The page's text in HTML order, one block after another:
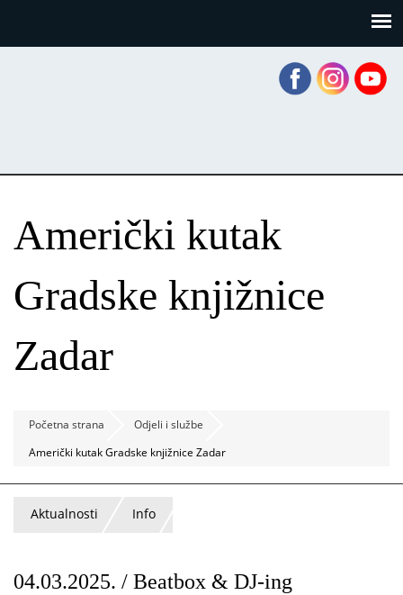
Američki kutak
Gradske knjižnice
Zadar
Početna strana
Odjeli i službe
Američki kutak Gradske knjižnice Zadar
Aktualnosti Info
04.03.2025. / Beatbox & DJ-ing